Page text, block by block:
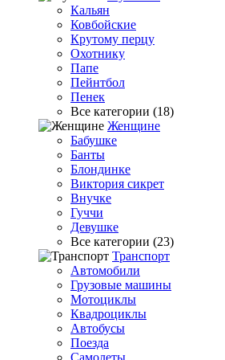
Кальян
Ковбойские
Крутому перцу
Охотнику
Папе
Пейнтбол
Пенек
Все категории (18)
Женщине
Бабушке
Банты
Блондинке
Виктория сикрет
Внучке
Гуччи
Девушке
Все категории (23)
Транспорт
Автомобили
Грузовые машины
Мотоциклы
Квадроциклы
Автобусы
Поезда
Самолеты